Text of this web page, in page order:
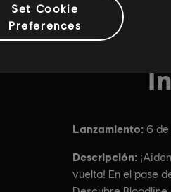
Lanzamiento: 6 de
Descripción:
vuelta! En el pase
Set Cookie
Preferences